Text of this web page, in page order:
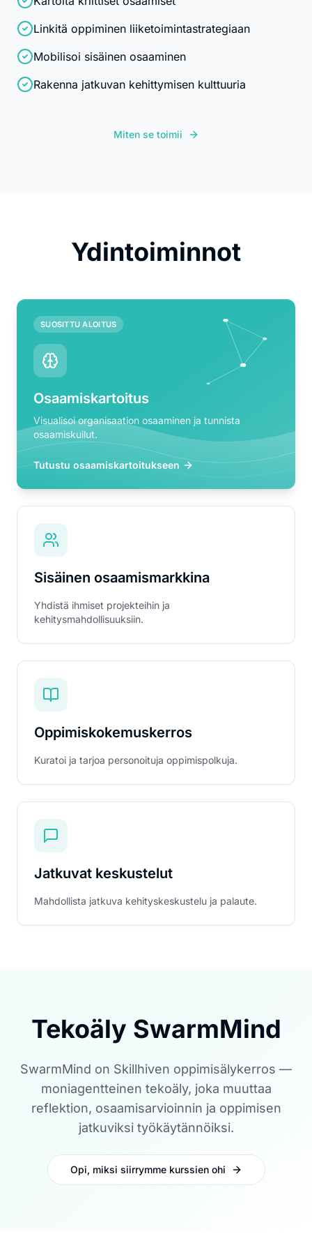
Linkitä oppiminen liiketoimintastrategiaan
Mobilisoi sisäinen osaaminen
Rakenna jatkuvan kehittymisen kulttuuria
Miten se toimii
Ydintoiminnot
SUOSITTU ALOITUS
Osaamiskartoitus
Visualisoi organisaation osaaminen ja tunnista
osaamiskuilut.
Tutustu osaamiskartoitukseen
Sisäinen osaamismarkkina
Yhdistä ihmiset projekteihin ja
kehitysmahdollisuuksiin.
Oppimiskokemuskerros
Kuratoi ja tarjoa personoituja oppimispolkuja.
Jatkuvat keskustelut
Mahdollista jatkuva kehityskeskustelu ja palaute.
Tekoäly SwarmMind
SwarmMind on Skillhiven oppimisälykerros —
moniagentteinen tekoäly, joka muuttaa
reflektion, osaamisarvioinnin ja oppimisen
jatkuviksi työkäytännöiksi.
Opi, miksi siirrymme kurssien ohi